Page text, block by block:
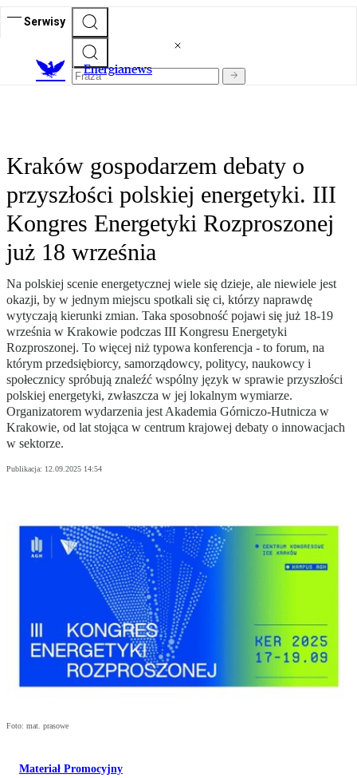
Serwisy
Energianews
Kraków gospodarzem debaty o
przyszłości polskiej energetyki. III
Kongres Energetyki Rozproszonej
już 18 września
Na polskiej scenie energetycznej wiele się dzieje, ale niewiele jest
okazji, by w jednym miejscu spotkali się ci, którzy naprawdę
wytyczają kierunki zmian. Taka sposobność pojawi się już 18-19
września w Krakowie podczas III Kongresu Energetyki
Rozproszonej. To więcej niż typowa konferencja - to forum, na
którym przedsiębiorcy, samorządowcy, politycy, naukowcy i
społecznicy spróbują znaleźć wspólny język w sprawie przyszłości
polskiej energetyki, zwłaszcza w jej lokalnym wymiarze.
Organizatorem wydarzenia jest Akademia Górniczo-Hutnicza w
Krakowie, od lat stojąca w centrum krajowej debaty o innowacjach
w sektorze.
Publikacja: 12.09.2025 14:54
Foto: mat. prasowe
Materiał Promocyjny